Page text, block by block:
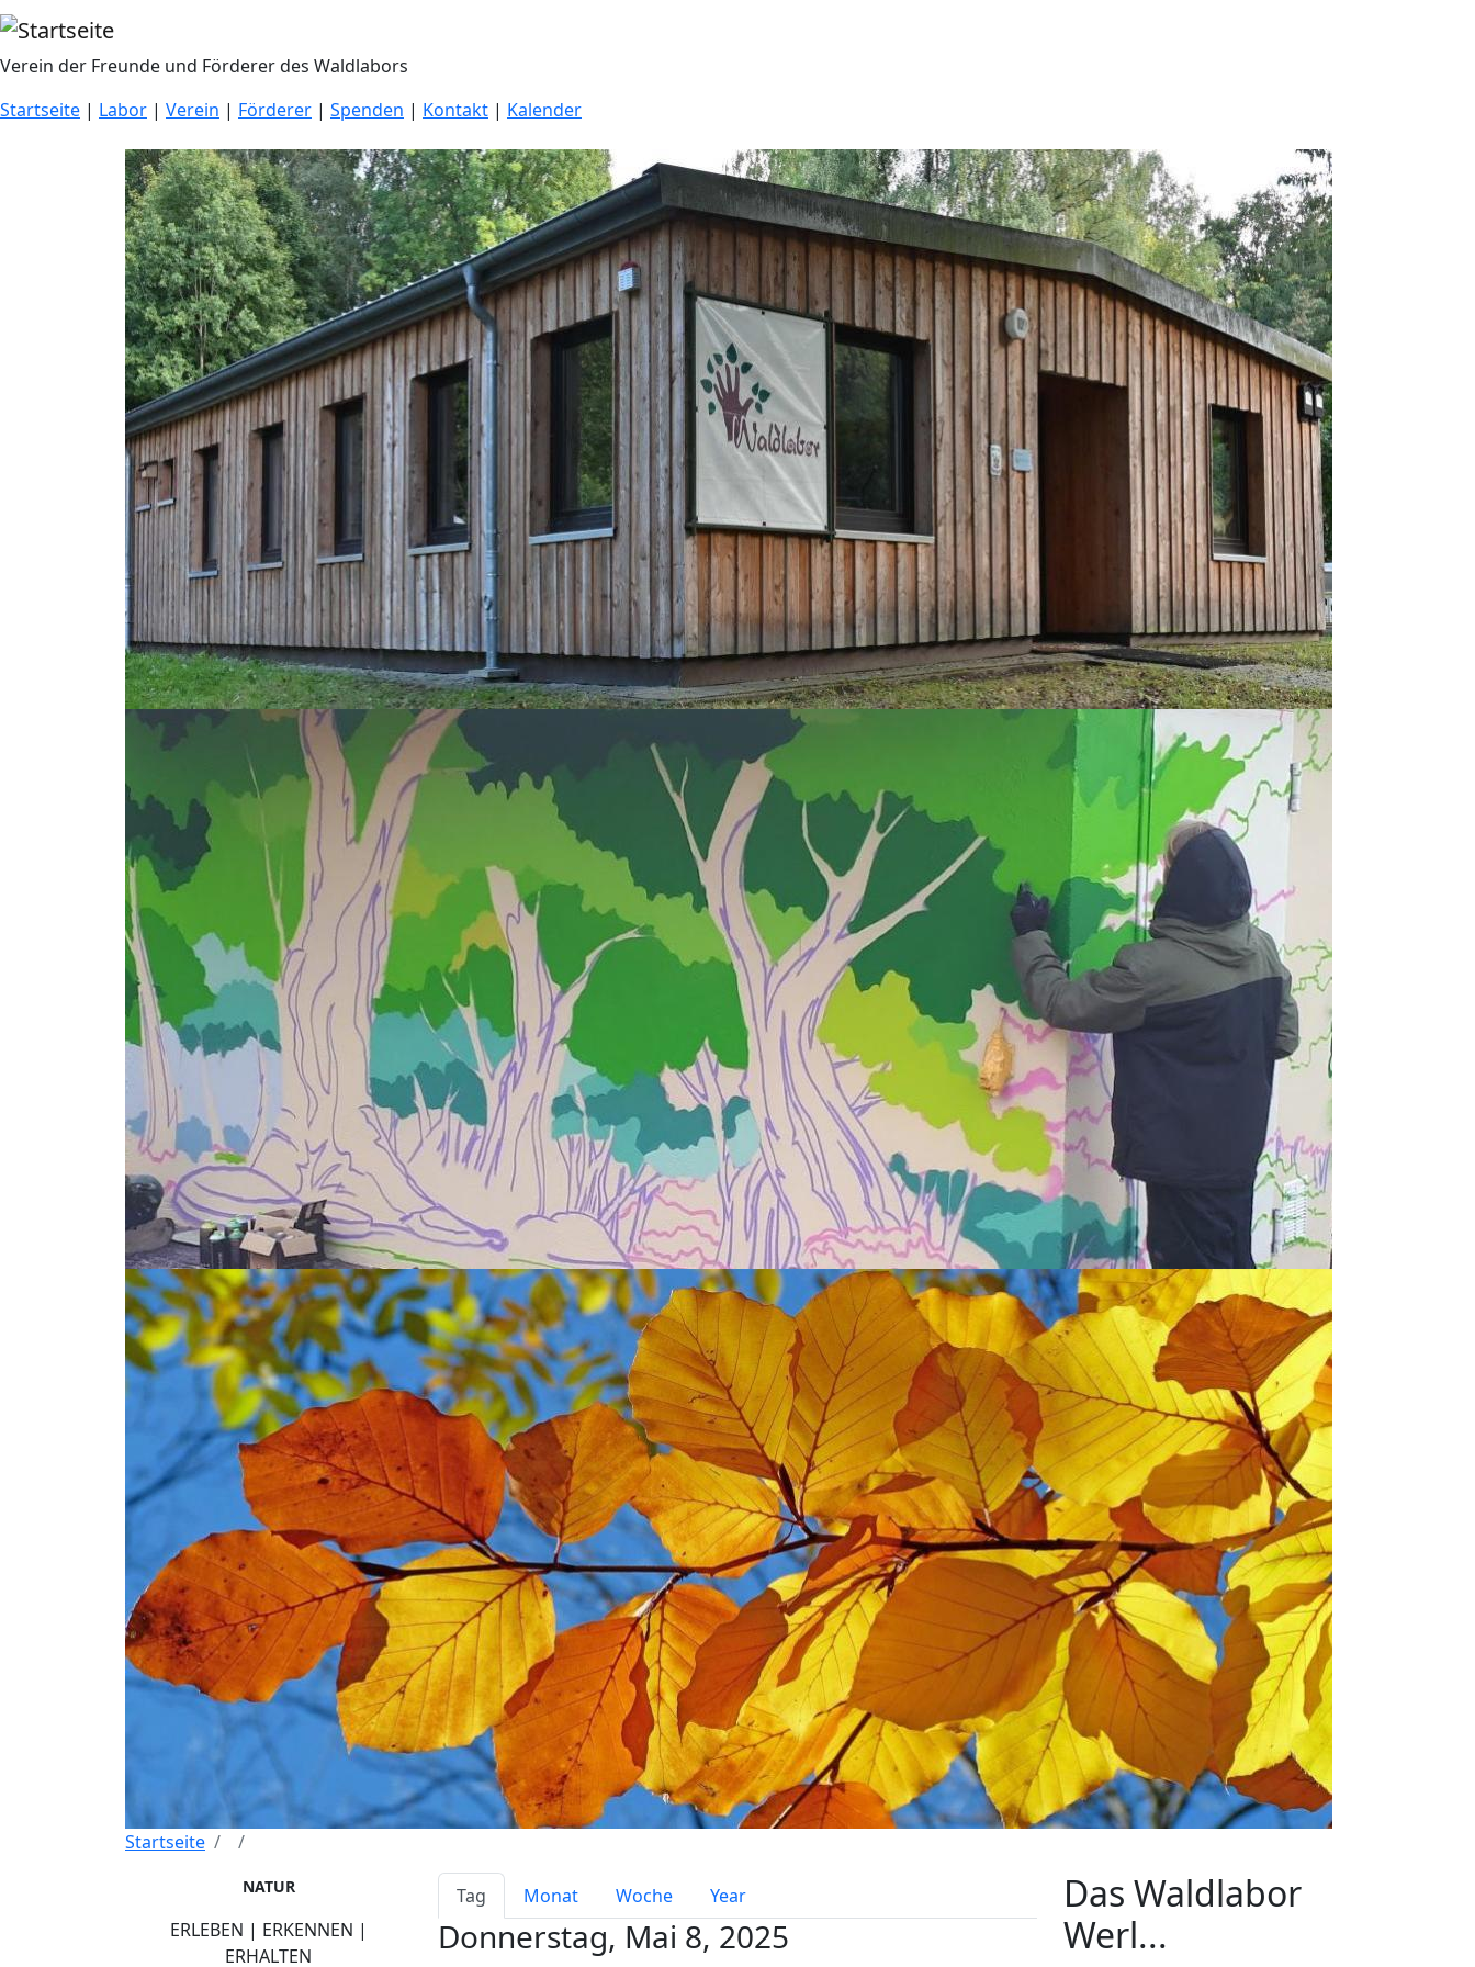
Direkt zum Inhalt
Verein der Freunde und Förderer des Waldlabors
Startseite | Labor | Verein | Förderer | Spenden | Kontakt | Kalender
Startseite
Primary tabs
Tag Monat Woche Year
Donnerstag, Mai 8, 2025
NATUR
ERLEBEN | ERKENNEN |
ERHALTEN
Das Waldlabor
Werl...